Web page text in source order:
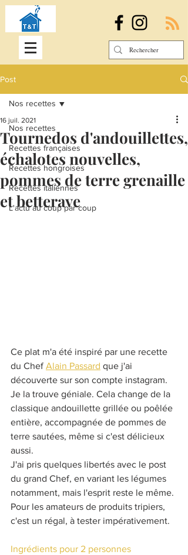
Post
Nos recettes
Recettes françaises
Recettes hongroises
Recettes italiennes
L'actu au coup par coup
Nos recettes
Tournedos d'andouillettes,
échalotes nouvelles,
pommes de terre grenaille
et betterave
16 juil. 2021
Ce plat m'a été inspiré par une recette
du Chef Alain Passard que j'ai
découverte sur son compte instagram.
Je la trouve géniale. Cela change de la
classique andouillette grillée ou poêlée
entière, accompagnée de pommes de
terre sautées, même si c'est délicieux
aussi.
J'ai pris quelques libertés avec le post
du grand Chef, en variant les légumes
notamment, mais l'esprit reste le même.
Pour les amateurs de produits tripiers,
c'est un régal, à tester impérativement.
Ingrédients pour 2 personnes